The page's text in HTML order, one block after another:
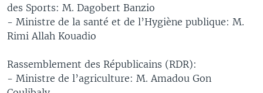
des Sports: M. Dagobert Banzio
- Ministre de la santé et de l’Hygiène publique: M.
Rimi Allah Kouadio
Rassemblement des Républicains (RDR):
- Ministre de l’agriculture: M. Amadou Gon